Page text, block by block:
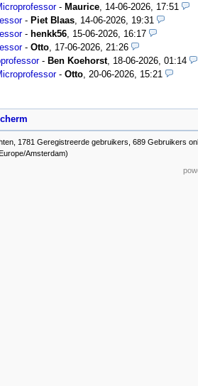
- Maurice 14-06-2026, 17:51
- Piet Blaas 14-06-2026, 19:31
- henkk56 15-06-2026, 16:17
- Otto 17-06-2026, 21:26
- Ben Koehorst, 18-06-2026, 01:14
- Otto 20-06-2026, 15:21
1781 Geregistreerde gebruikers, 689 Gebruikers
Amsterdam)